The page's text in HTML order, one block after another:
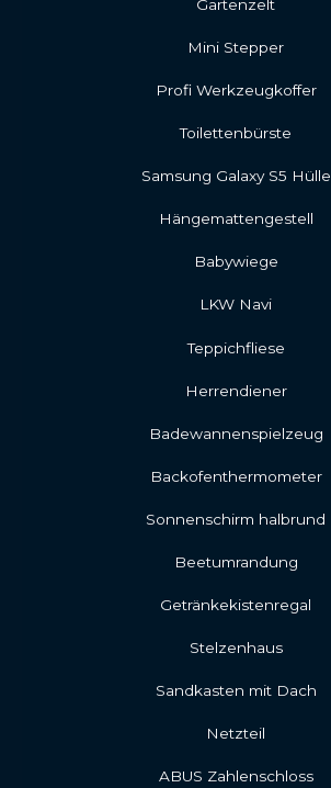
Gartenzelt
Mini Stepper
Profi Werkzeugkoffer
Toilettenbürste
Samsung Galaxy S5 Hülle
Hängemattengestell
Babywiege
LKW Navi
Teppichfliese
Herrendiener
Badewannenspielzeug
Backofenthermometer
Sonnenschirm halbrund
Beetumrandung
Getränkekistenregal
Stelzenhaus
Sandkasten mit Dach
Netzteil
ABUS Zahlenschloss